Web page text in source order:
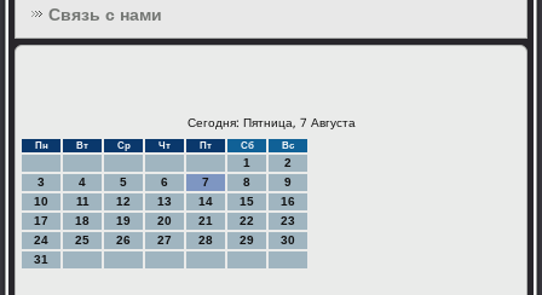
Связь с нами
Сегодня: Пятница, 7 Августа
Пн Вт Ср Чт Пт Сб Вс
1
2
3
4 5 6 7 8
9
10
11 12 13 14 15
16
17
18 19 20 21 22
23
24
25 26 27 28 29
30
31